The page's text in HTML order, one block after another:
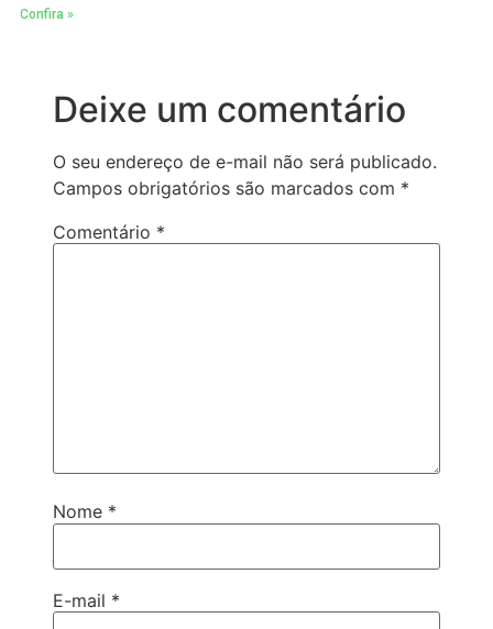
Confira »
Deixe um comentário
O seu endereço de e-mail não será publicado.
Campos obrigatórios são marcados com *
Comentário *
Nome *
E-mail *